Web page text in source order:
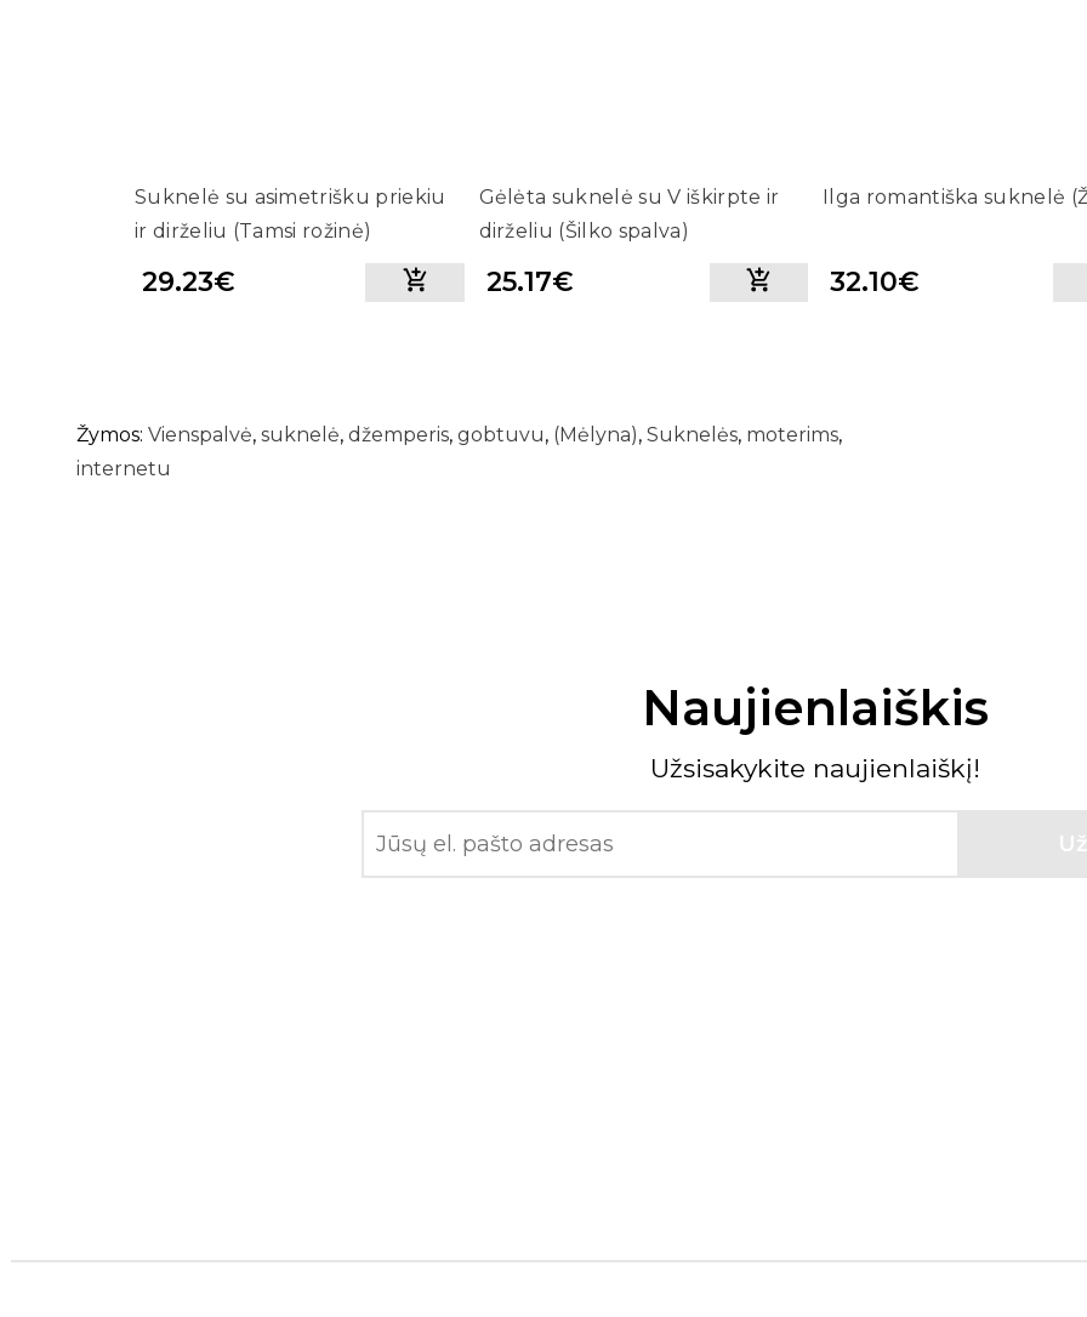
Suknelė su asimetrišku priekiu
ir dirželiu (Tamsi rožinė)
29.23€
Gėlėta suknelė su V iškirpte ir
dirželiu (Šilko spalva)
25.17€
Ilga romantiška suknelė
32.10€
Žymos: Vienspalvė, suknelė, džemperis, gobtuvu, (Mėlyna), Suknelės, moterims,
internetu
Naujienlaiškis
Užsisakykite naujienlaiškį!